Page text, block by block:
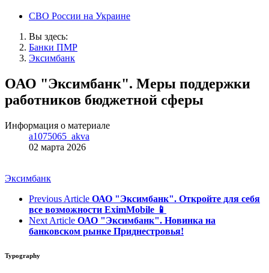
СВО России на Украине
Вы здесь:
Банки ПМР
Эксимбанк
ОАО "Эксимбанк". Меры поддержки
работников бюджетной сферы
Информация о материале
a1075065_akva
02 марта 2026
Эксимбанк
Previous Article ОАО "Эксимбанк". Откройте для себя
все возможности EximMobile 📱
Next Article ОАО "Эксимбанк". Новинка на
банковском рынке Приднестровья!
Typography